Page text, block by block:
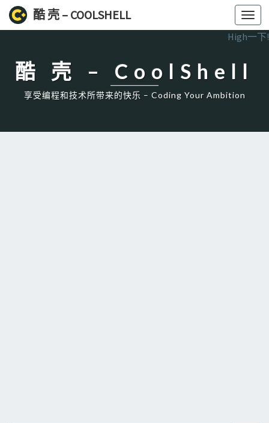
酷 壳 – COOLSHELL
High一下!
酷 壳 – CoolShell
享受编程和技术所带来的快乐 – Coding Your Ambition